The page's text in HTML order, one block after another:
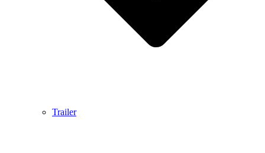
Trailer